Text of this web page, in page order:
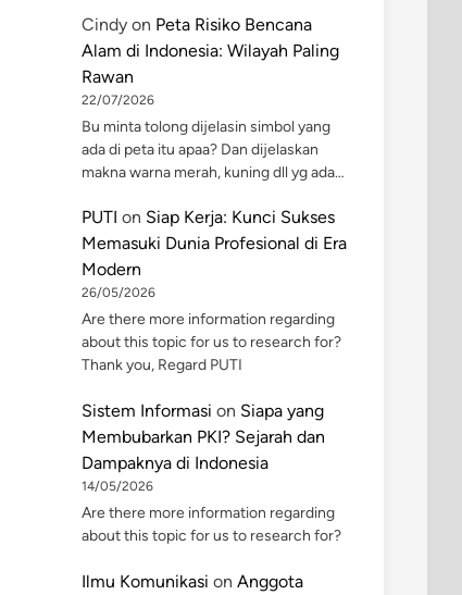
Cindy on Peta Risiko Bencana
Alam di Indonesia: Wilayah Paling
Rawan
22/07/2026
Bu minta tolong dijelasin simbol yang
ada di peta itu apaa? Dan dijelaskan
makna warna merah, kuning dll yg ada…
PUTI on Siap Kerja: Kunci Sukses
Memasuki Dunia Profesional di Era
Modern
26/05/2026
Are there more information regarding
about this topic for us to research for?
Thank you, Regard PUTI
Sistem Informasi on Siapa yang
Membubarkan PKI? Sejarah dan
Dampaknya di Indonesia
14/05/2026
Are there more information regarding
about this topic for us to research for?
Ilmu Komunikasi on Anggota